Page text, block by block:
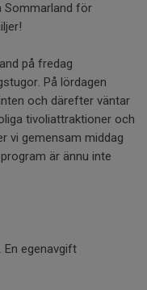
Sommarland för
på fredag
På lördagen
och därefter väntar
tivoliattraktioner och
vi gemensam middag
är ännu inte
En egenavgift